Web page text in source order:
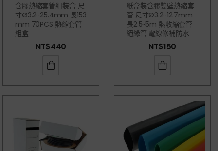
含膠熱縮套管組裝盒 尺
寸Ø3.2~25.4mm 長153
Mm 70PCS 熱縮套管
組盒
NT$440
紙盒裝含膠雙壁熱縮套
管 尺寸Ø3.2~12.7mm
長2.5~5m 熱收縮套管
絕緣管 電線修補防水
NT$150